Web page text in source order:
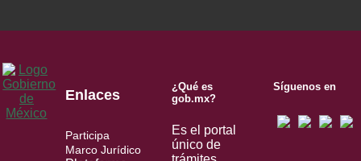
Enlaces
Participa
Marco Jurídico
¿Qué es
gob.mx?
Es el portal
único de
Síguenos en